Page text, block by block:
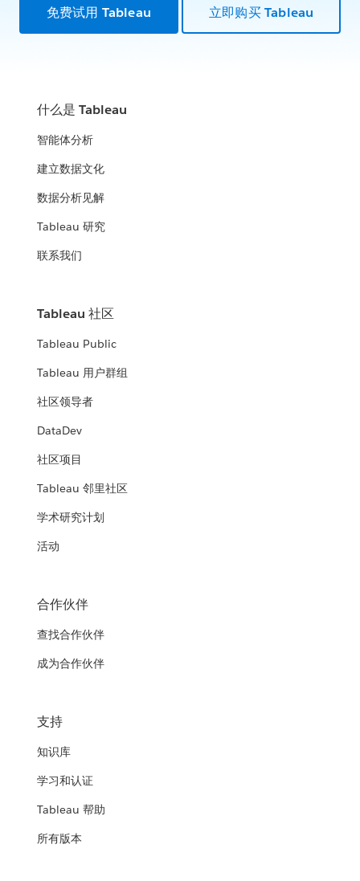
免费试用 Tableau 立即购买 Tableau
什么是 Tableau
智能体分析
建立数据文化
数据分析见解
Tableau 研究
联系我们
Tableau 社区
Tableau Public
Tableau 用户群组
社区领导者
DataDev
社区项目
Tableau 邻里社区
学术研究计划
活动
合作伙伴
查找合作伙伴
成为合作伙伴
支持
知识库
学习和认证
Tableau 帮助
所有版本